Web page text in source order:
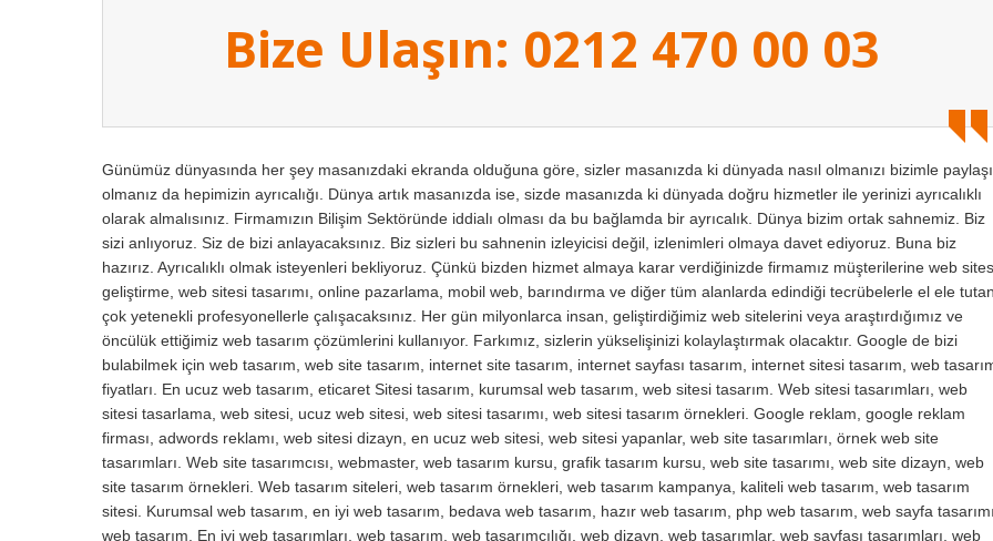
Bize Ulaşın: 0212 470 00 03
Günümüz dünyasında her şey masanızdaki ekranda olduğuna göre, sizler masanızda ki dünyada nasıl olmanızı bizimle
olmanız da hepimizin ayrıcalığı. Dünya artık masanızda ise, sizde masanızda ki dünyada doğru hizmetler ile yerinizi ayrıcalıklı
olarak almalısınız. Firmamızın Bilişim Sektöründe iddialı olması da bu bağlamda bir ayrıcalık. Dünya bizim ortak sahnemiz. Biz
sizi anlıyoruz. Siz de bizi anlayacaksınız. Biz sizleri bu sahnenin izleyicisi değil, izlenimleri olmaya davet ediyoruz. Buna biz
hazırız. Ayrıcalıklı olmak isteyenleri bekliyoruz. Çünkü bizden hizmet almaya karar verdiğinizde firmamız müşterilerine web
geliştirme, web sitesi tasarımı, online pazarlama, mobil web, barındırma ve diğer tüm alanlarda edindiği tecrübelerle el ele tutan
çok yetenekli profesyonellerle çalışacaksınız. Her gün milyonlarca insan, geliştirdiğimiz web sitelerini veya araştırdığımız ve
öncülük ettiğimiz web tasarım çözümlerini kullanıyor. Farkımız, sizlerin yükselişinizi kolaylaştırmak olacaktır. Google de bizi
bulabilmek için web tasarım, web site tasarım, internet site tasarım, internet sayfası tasarım, internet sitesi tasarım, web
fiyatları. En ucuz web tasarım, eticaret Sitesi tasarım, kurumsal web tasarım, web sitesi tasarım. Web sitesi tasarımları, web
sitesi tasarlama, web sitesi, ucuz web sitesi, web sitesi tasarımı, web sitesi tasarım örnekleri. Google reklam, google reklam
firması, adwords reklamı, web sitesi dizayn, en ucuz web sitesi, web sitesi yapanlar, web site tasarımları, örnek web site
tasarımları. Web site tasarımcısı, webmaster, web tasarım kursu, grafik tasarım kursu, web site tasarımı, web site dizayn, web
site tasarım örnekleri. Web tasarım siteleri, web tasarım örnekleri, web tasarım kampanya, kaliteli web tasarım, web tasarım
sitesi. Kurumsal web tasarım, en iyi web tasarım, bedava web tasarım, hazır web tasarım, php web tasarım, web sayfa
web tasarım. En iyi web tasarımları, web tasarım, web tasarımcılığı, web dizayn, web tasarımlar, web sayfası tasarımları, web